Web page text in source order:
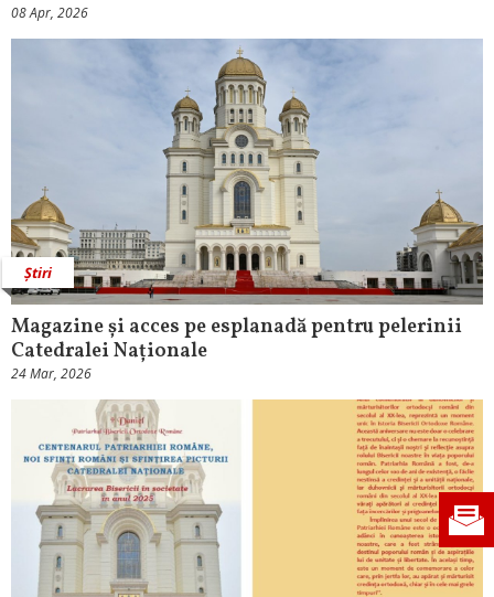
08 Apr, 2026
Știri
Magazine și acces pe esplanadă pentru pelerinii
Catedralei Naționale
24 Mar, 2026